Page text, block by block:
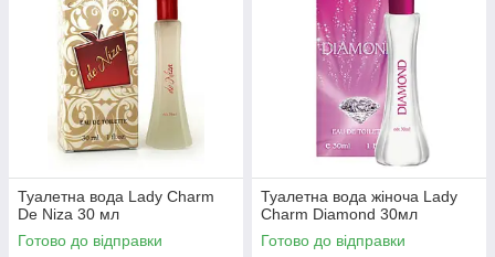
Туалетна вода Lady Charm
De Niza 30 мл
Готово до відправки
Туалетна вода жіноча Lady
Charm Diamond 30мл
Готово до відправки